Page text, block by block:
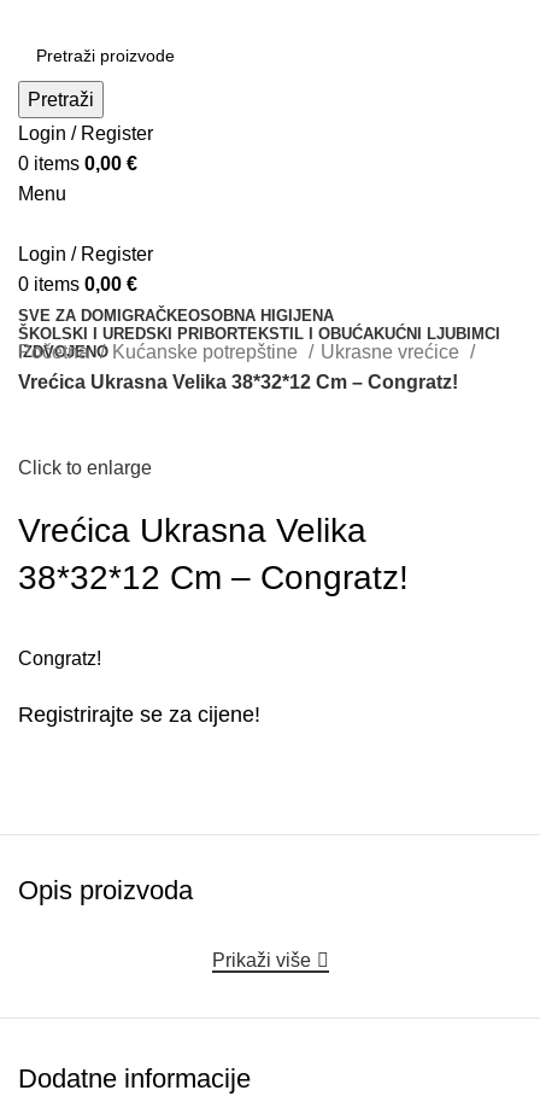
Pretraži
Login / Register
0 items 0,00 €
Menu
Login / Register
0 items 0,00 €
SVE ZA DOM IGRAČKEOSOBNA HIGIJENA
ŠKOLSKI I UREDSKI PRIBORTEKSTIL I OBUĆAKUĆNI LJUBIMCI
IZDVOJENO
Početna Kućanske potrepštine
Ukrasne vrećice
Vrećica Ukrasna Velika 38*32*12 Cm – Congratz!
Click to enlarge
Vrećica Ukrasna Velika
38*32*12 Cm – Congratz!
Congratz!
Registrirajte se za cijene!
Opis proizvoda
Prikaži više
Dodatne informacije